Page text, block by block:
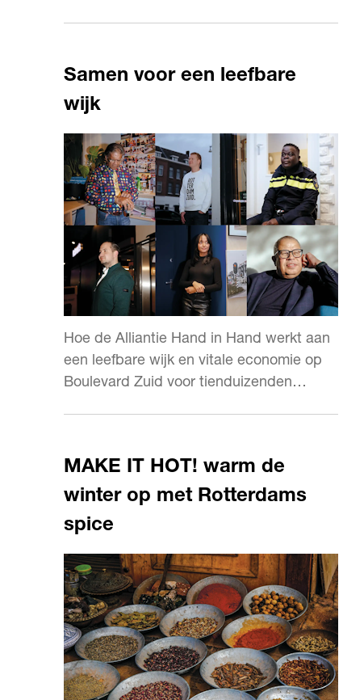
Samen voor een leefbare
wijk
Hoe de Alliantie Hand in Hand werkt aan
een leefbare wijk en vitale economie op
Boulevard Zuid voor tienduizenden
MAKE IT HOT! warm de
winter op met Rotterdams
spice